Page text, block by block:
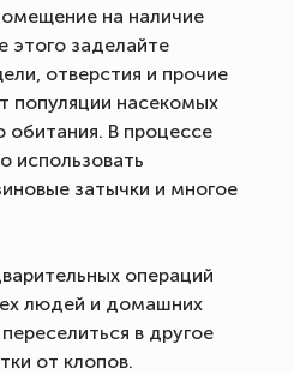
на наличие
этого заделайте
отверстия и прочие
популяции насекомых
обитания. В процессе
использовать
затычки и многое
операций
людей и домашних
в другое
от клопов.